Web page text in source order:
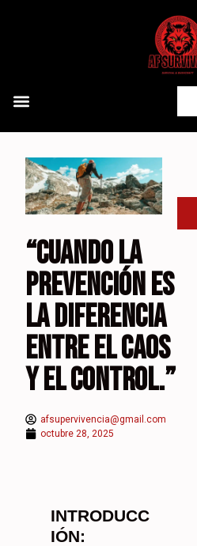
“CUANDO LA
PREVENCIÓN ES
LA DIFERENCIA
ENTRE EL CAOS
Y EL CONTROL.”
afsupervivencia@gmail.com
octubre 28, 2025
INTRODUCC
IÓN: